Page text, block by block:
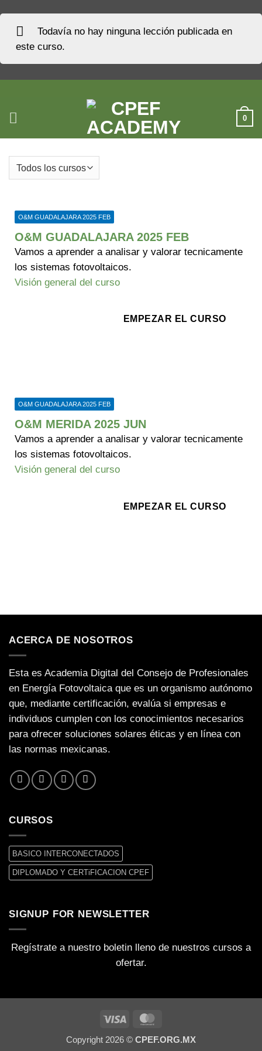
Todavía no hay ninguna lección publicada en
este curso.
0
O&M GUADALAJARA 2025 FEB
O&M GUADALAJARA 2025 FEB
Vamos a aprender a analisar y valorar tecnicamente
los sistemas fotovoltaicos.
Visión general del curso
EMPEZAR EL CURSO
O&M GUADALAJARA 2025 FEB
O&M MERIDA 2025 JUN
Vamos a aprender a analisar y valorar tecnicamente
los sistemas fotovoltaicos.
Visión general del curso
EMPEZAR EL CURSO
ACERCA DE NOSOTROS
Esta es Academia Digital del Consejo de Profesionales
en Energía Fotovoltaica que es un organismo autónomo
que, mediante certificación, evalúa si empresas e
individuos cumplen con los conocimientos necesarios
para ofrecer soluciones solares éticas y en línea con
las normas mexicanas.
CURSOS
BASICO INTERCONECTADOS
DIPLOMADO Y CERTiFICACION CPEF
SIGNUP FOR NEWSLETTER
Regístrate a nuestro boletin lleno de nuestros cursos a
ofertar.
Visa
Copyright 2026 © CPEF.ORG.MX